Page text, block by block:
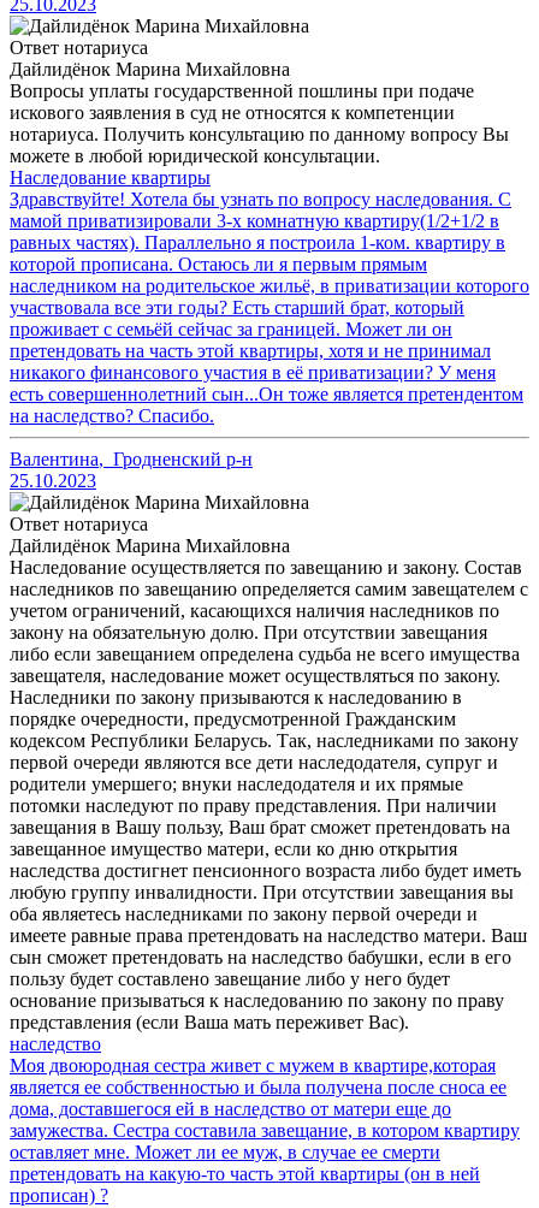
25.10.2023
Ответ нотариуса
Дайлидёнок Марина Михайловна
Вопросы уплаты государственной пошлины при подаче
искового заявления в суд не относятся к компетенции
нотариуса. Получить консультацию по данному вопросу Вы
можете в любой юридической консультации.
Наследование квартиры
Здравствуйте! Хотела бы узнать по вопросу наследования. С
мамой приватизировали 3-х комнатную квартиру(1/2+1/2 в
равных частях). Параллельно я построила 1-ком. квартиру в
которой прописана. Остаюсь ли я первым прямым
наследником на родительское жильё, в приватизации которого
участвовала все эти годы? Есть старший брат, который
проживает с семьёй сейчас за границей. Может ли он
претендовать на часть этой квартиры, хотя и не принимал
никакого финансового участия в её приватизации? У меня
есть совершеннолетний сын...Он тоже является претендентом
на наследство? Спасибо.
Валентина, Гродненский р-н
25.10.2023
Ответ нотариуса
Дайлидёнок Марина Михайловна
Наследование осуществляется по завещанию и закону. Состав
наследников по завещанию определяется самим завещателем с
учетом ограничений, касающихся наличия наследников по
закону на обязательную долю. При отсутствии завещания
либо если завещанием определена судьба не всего имущества
завещателя, наследование может осуществляться по закону.
Наследники по закону призываются к наследованию в
порядке очередности, предусмотренной Гражданским
кодексом Республики Беларусь. Так, наследниками по закону
первой очереди являются все дети наследодателя, супруг и
родители умершего; внуки наследодателя и их прямые
потомки наследуют по праву представления. При наличии
завещания в Вашу пользу, Ваш брат сможет претендовать на
завещанное имущество матери, если ко дню открытия
наследства достигнет пенсионного возраста либо будет иметь
любую группу инвалидности. При отсутствии завещания вы
оба являетесь наследниками по закону первой очереди и
имеете равные права претендовать на наследство матери. Ваш
сын сможет претендовать на наследство бабушки, если в его
пользу будет составлено завещание либо у него будет
основание призываться к наследованию по закону по праву
представления (если Ваша мать переживет Вас).
наследство
Моя двоюродная сестра живет с мужем в квартире,которая
является ее собственностью и была получена после сноса ее
дома, доставшегося ей в наследство от матери еще до
замужества. Сестра составила завещание, в котором квартиру
оставляет мне. Может ли ее муж, в случае ее смерти
претендовать на какую-то часть этой квартиры (он в ней
прописан) ?